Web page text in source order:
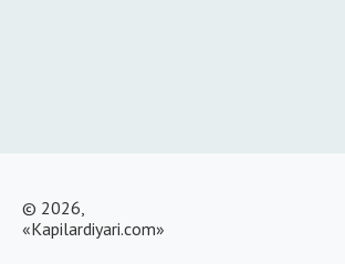
© 2026,
«Kapilardiyari.com»